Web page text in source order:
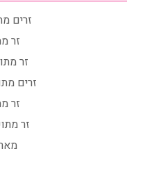
זרים
זר
זר
זרים
זר
זר